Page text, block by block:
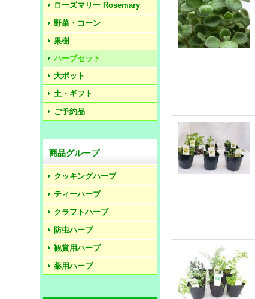
ローズマリー Rosemary
野菜・コーン
果樹
ハーブセット
大ポット
土・ギフト
ご予約品
商品グループ
クッキングハーブ
ティーハーブ
クラフトハーブ
防虫ハーブ
観賞用ハーブ
薬用ハーブ